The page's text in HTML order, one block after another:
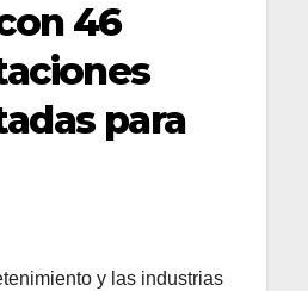
46
para
y las industrias